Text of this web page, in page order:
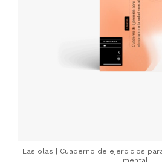
Las olas | Cuaderno de ejercicios
mental